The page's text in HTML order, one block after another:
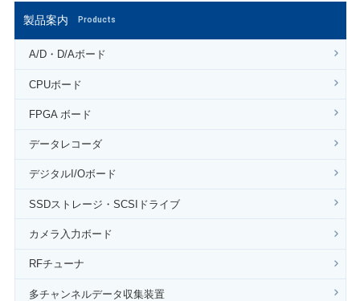
製品案内 Products
A/D・D/Aボード
CPUボード
FPGA ボード
データレコーダ
デジタルI/Oボード
SSDストレージ・SCSIドライブ
カメラ入力ボード
RFチューナ
多チャンネルデータ収集装置